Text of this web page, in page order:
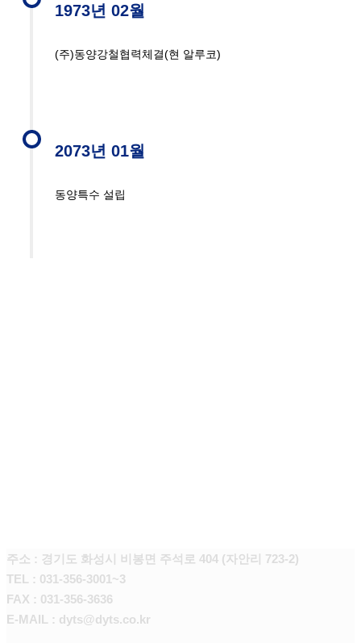
1973년 02월
(주)동양강철협력체결(현 알루코)
2073년 01월
동양특수 설립
주소 : 경기도 화성시 비봉면 주석로 404 (자안리 723-2)
TEL : 031-356-3001~3
FAX : 031-356-3636
E-MAIL : dyts@dyts.co.kr